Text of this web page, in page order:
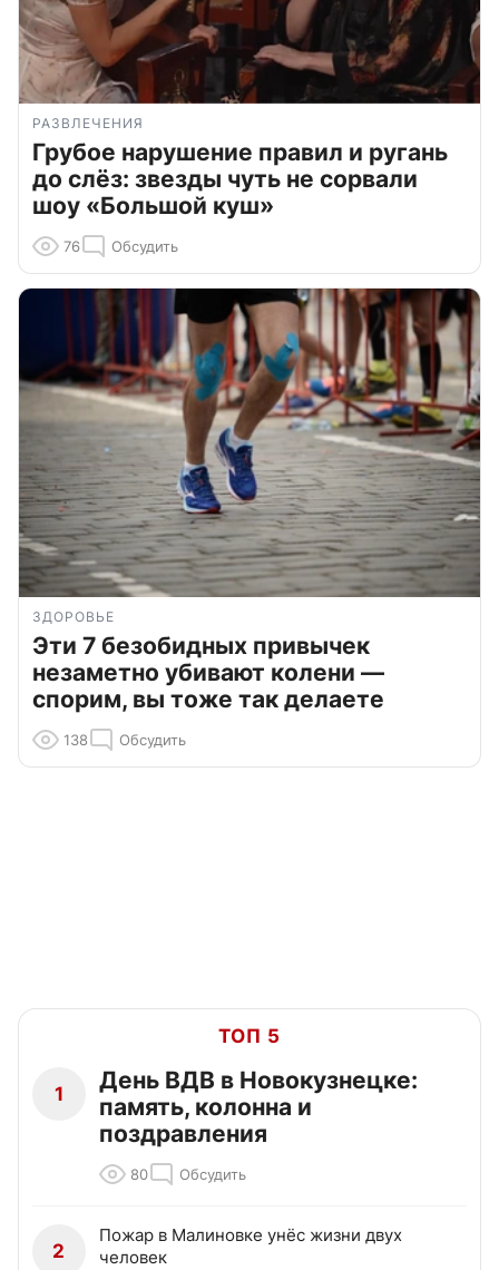
РАЗВЛЕЧЕНИЯ
Грубое нарушение правил и ругань
до слёз: звезды чуть не сорвали
шоу «Большой куш»
76 Обсудить
ЗДОРОВЬЕ
Эти 7 безобидных привычек
незаметно убивают колени —
спорим, вы тоже так делаете
138 Обсудить
ТОП 5
1
День ВДВ в Новокузнецке:
память, колонна и
поздравления
80 Обсудить
2
Пожар в Малиновке унёс жизни двух
человек